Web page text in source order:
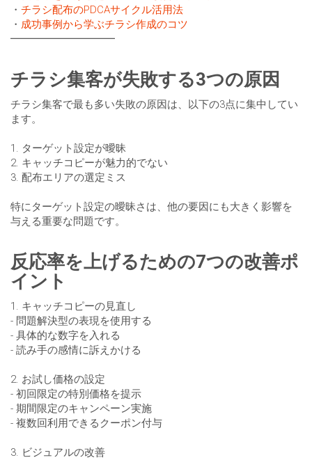
・ チラシ配布のPDCAサイクル活用法
・ 成功事例から学ぶチラシ作成のコツ
━━━━━━━━━━
チラシ集客が失敗する3つの原因
チラシ集客で最も多い失敗の原因は、以下の3点に集中してい
ます。
1. ターゲット設定が曖昧
2. キャッチコピーが魅力的でない
3. 配布エリアの選定ミス
特にターゲット設定の曖昧さは、他の要因にも大きく影響を
与える重要な問題です。
反応率を上げるための7つの改善ポ
イント
1. キャッチコピーの見直し
- 問題解決型の表現を使用する
- 具体的な数字を入れる
- 読み手の感情に訴えかける
2. お試し価格の設定
- 初回限定の特別価格を提示
- 期間限定のキャンペーン実施
- 複数回利用できるクーポン付与
3. ビジュアルの改善